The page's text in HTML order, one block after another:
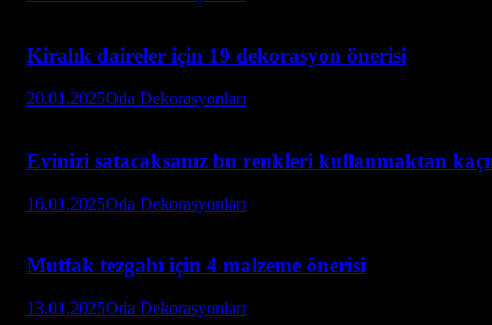
Kiralık daireler için 19 dekorasyon önerisi
20.01.2025Oda Dekorasyonları
Evinizi satacaksanız bu renkleri kullanmaktan
16.01.2025Oda Dekorasyonları
Mutfak tezgahı için 4 malzeme önerisi
13.01.2025Oda Dekorasyonları